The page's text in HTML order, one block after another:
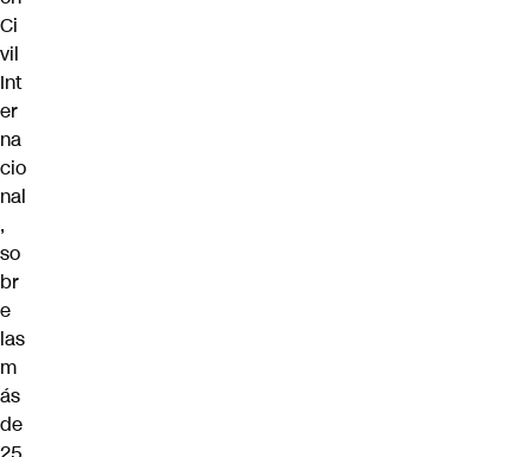
Ci
vil
Int
er
na
cio
nal
,
so
br
e
las
m
ás
de